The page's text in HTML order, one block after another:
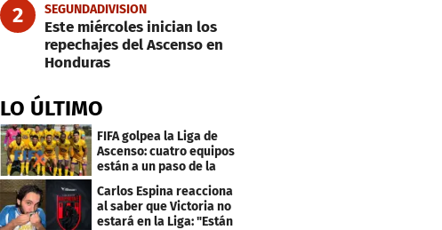
2 SEGUNDADIVISION
Este miércoles inician los
repechajes del Ascenso en
Honduras
LO ÚLTIMO
FIFA golpea la Liga de
Ascenso: cuatro equipos
están a un paso de la
desafiliación
Carlos Espina reacciona
al saber que Victoria no
estará en la Liga: "Están